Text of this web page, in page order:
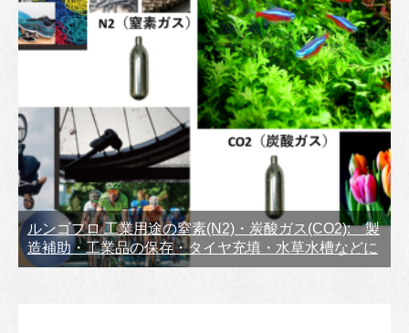
ルンゴプロ 工業用途の窒素(N2)・炭酸ガス(CO2): 製
造補助・工業品の保存・タイヤ充填・水草水槽などに